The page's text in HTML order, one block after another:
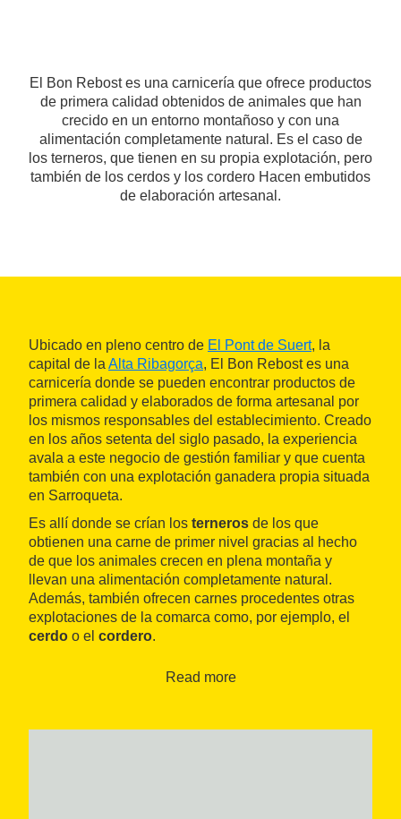
El Bon Rebost es una carnicería que ofrece productos
de primera calidad obtenidos de animales que han
crecido en un entorno montañoso y con una
alimentación completamente natural. Es el caso de
los terneros, que tienen en su propia explotación, pero
también de los cerdos y los cordero Hacen embutidos
de elaboración artesanal.
Ubicado en pleno centro de El Pont de Suert, la
capital de la Alta Ribagorça, El Bon Rebost es una
carnicería donde se pueden encontrar productos de
primera calidad y elaborados de forma artesanal por
los mismos responsables del establecimiento. Creado
en los años setenta del siglo pasado, la experiencia
avala a este negocio de gestión familiar y que cuenta
también con una explotación ganadera propia situada
en Sarroqueta.
Es allí donde se crían los terneros de los que
obtienen una carne de primer nivel gracias al hecho
de que los animales crecen en plena montaña y
llevan una alimentación completamente natural.
Además, también ofrecen carnes procedentes otras
explotaciones de la comarca como, por ejemplo, el
cerdo o el cordero.
embutidos de elaboración propia
Read more